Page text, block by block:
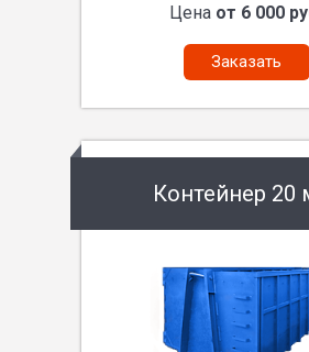
Цена от 6 000
Заказать
Контейнер 20